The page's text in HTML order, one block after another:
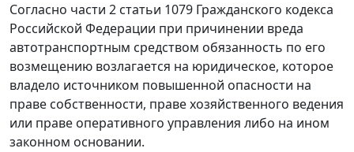
Согласно части 2 статьи 1079 Гражданского кодекса
Российской Федерации при причинении вреда
автотранспортным средством обязанность по его
возмещению возлагается на юридическое, которое
владело источником повышенной опасности на
праве собственности, праве хозяйственного ведения
или праве оперативного управления либо на ином
законном основании.